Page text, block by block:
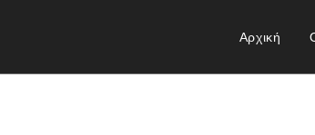
Αρχική